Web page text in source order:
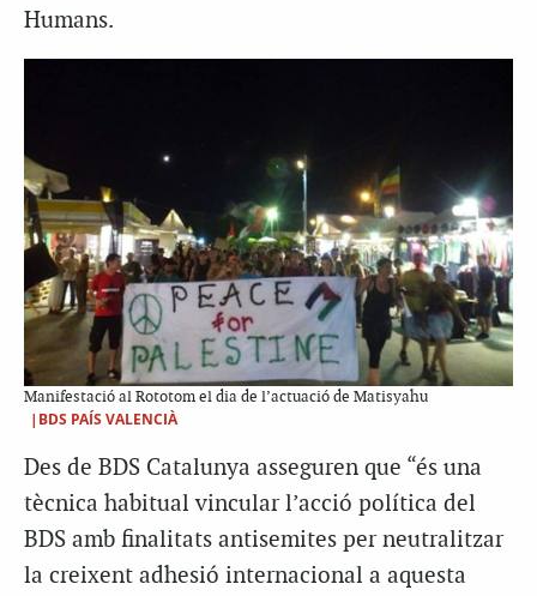
Humans.
Manifestació al Rototom el dia de l’actuació de Matisyahu
|BDS PAÍS VALENCIÀ
Des de BDS Catalunya asseguren que “és una
tècnica habitual vincular l’acció política del
BDS amb finalitats antisemites per neutralitzar
la creixent adhesió internacional a aquesta